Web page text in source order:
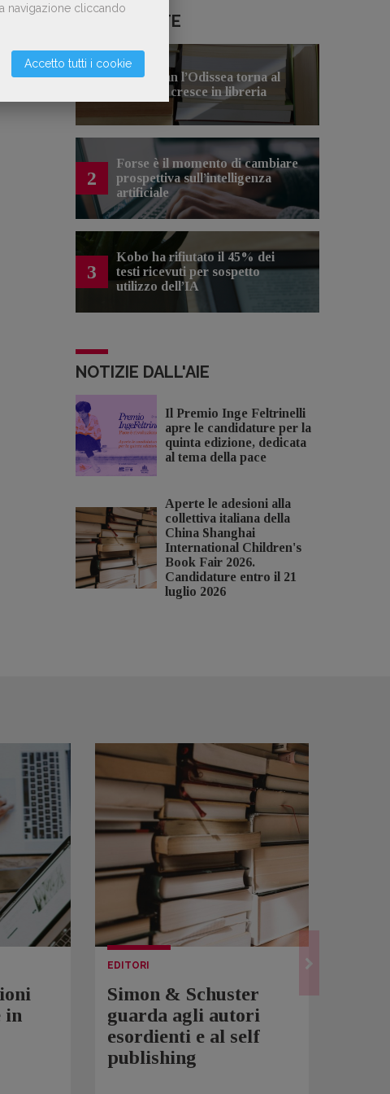
navigazione cliccando
Accetto tutti i cookie
LE PIÙ LETTE
1
Con Nolan l’Odissea torna al
cinema e cresce in libreria
2
Forse è il momento di cambiare
prospettiva sull’intelligenza
artificiale
3
Kobo ha rifiutato il 45% dei
testi ricevuti per sospetto
utilizzo dell’IA
NOTIZIE DALL'AIE
Il Premio Inge Feltrinelli
apre le candidature per la
quinta edizione, dedicata
al tema della pace
Aperte le adesioni alla
collettiva italiana della
China Shanghai
International Children's
Book Fair 2026.
Candidature entro il 21
luglio 2026
in
EDITORI
Simon & Schuster
guarda agli autori
esordienti e al self
publishing